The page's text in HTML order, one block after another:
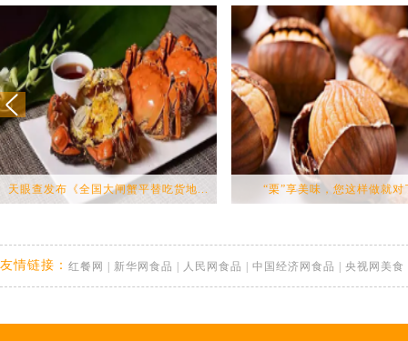
天眼查发布《全国大闸蟹平替吃货地... “栗”享美味，您这样做就对
友情链接： 红餐网 新华网食品 人民网食品 中国经济网食品 央视网美食